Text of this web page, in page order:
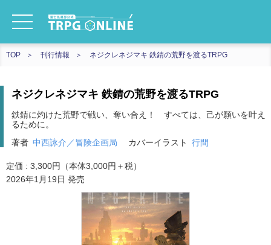
TOP 刊行情報 ネジクレネジマキ 鉄錆の荒野を渡るTRPG
ネジクレネジマキ 鉄錆の荒野を渡るTRPG
鉄錆に灼けた荒野で戦い、奪い合え！ すべては、己が願いを叶え
るために。
著者 中西詠介／冒険企画局 カバーイラスト 行間
定価 : 3,300円（本体3,000円＋税）
2026年1月19日 発売